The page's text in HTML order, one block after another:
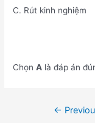
C. Rút kinh nghiệm
ChọnA là đáp án
←